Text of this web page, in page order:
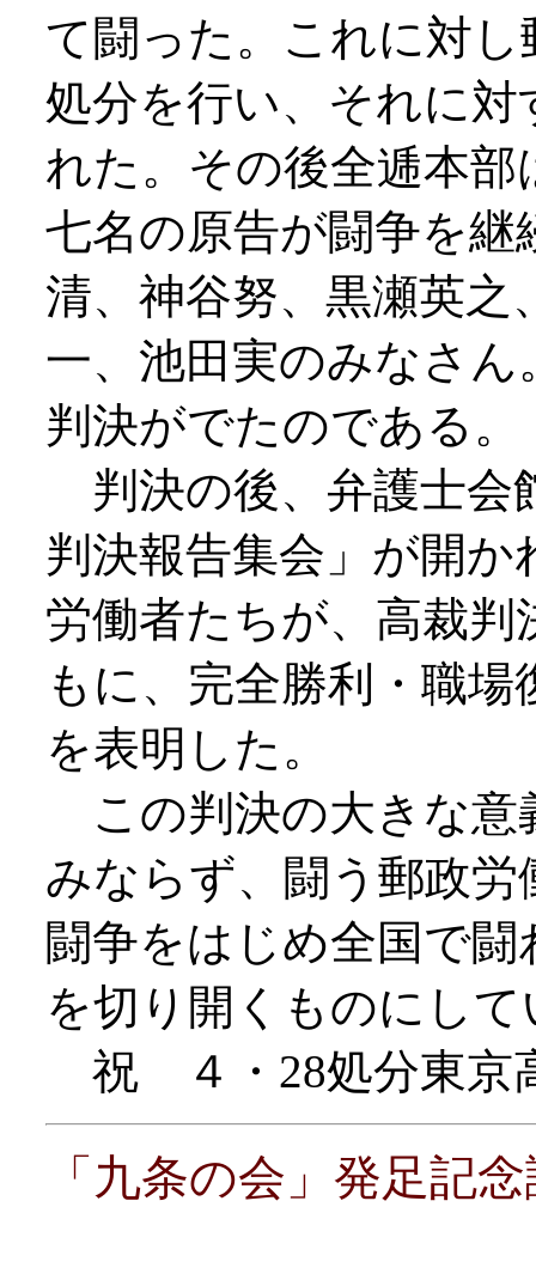
て闘った。これに対
処分を行い、それに
れた。その後全逓本
七名の原告が闘争を
清、神谷努、黒瀬英之
一、池田実のみなさ
判決がでたのである。
判決の後、弁護士会
判決報告集会」が開
労働者たちが、高裁
もに、完全勝利・職
を表明した。
この判決の大きな意
みならず、闘う郵政
闘争をはじめ全国で
を切り開くものにし
祝 ４・28処分東京
「九条の会」発足記